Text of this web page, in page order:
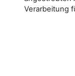
Verarbeitung